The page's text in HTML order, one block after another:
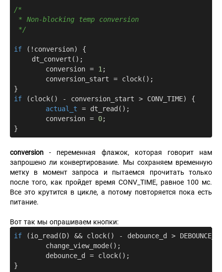
/*
* Non-blocking temp conversion
*/
if (!conversion) {
    dt_convert();
	conversion =
1 ;
if (clock() - conversion_start > CONV_TIME) {
actual_t = dt_read();
  	conversion =
0;
conversion - переменная флажок, которая говорит нам
запрошено ли конвертирование. Мы сохраняем временную
метку в момент запроса и пытаемся прочитать только
после того, как пройдет время CONV_TIME, равное 100 мс.
Все это крутится в цикле, а потому повторяется пока есть
питание.
Вот так мы опрашиваем кнопки:
if (io_read(D) && clock() - debounce_d >